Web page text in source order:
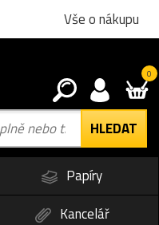
Vše o nákupu
0
Papíry
Kancelář